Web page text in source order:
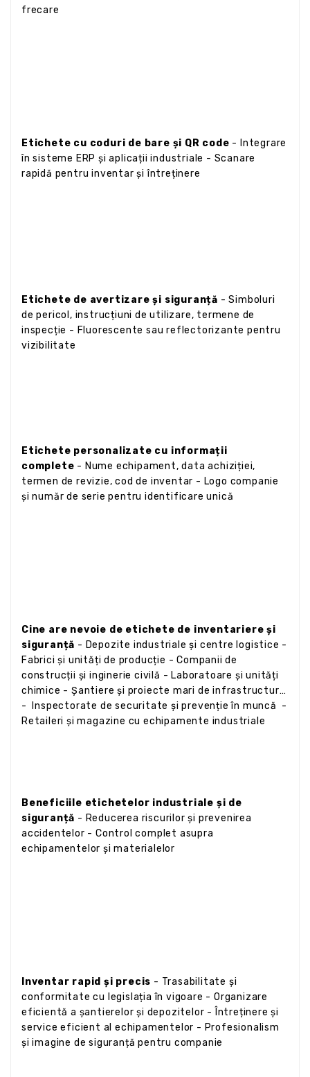
frecare
Etichete cu coduri de bare și QR code - Integrare
în sisteme ERP și aplicații industriale - Scanare
rapidă pentru inventar și întreținere
Etichete de avertizare și siguranță - Simboluri
de pericol, instrucțiuni de utilizare, termene de
inspecție - Fluorescente sau reflectorizante pentru
vizibilitate
Etichete personalizate cu informații
complete - Nume echipament, data achiziției,
termen de revizie, cod de inventar - Logo companie
și număr de serie pentru identificare unică
Cine are nevoie de etichete de inventariere și
siguranță - Depozite industriale și centre logistice -
Fabrici și unități de producție - Companii de
construcții și inginerie civilă - Laboratoare și unități
chimice - Șantiere și proiecte mari de infrastructură
- Inspectorate de securitate și prevenție în muncă -
Retaileri și magazine cu echipamente industriale
Beneficiile etichetelor industriale și de
siguranță - Reducerea riscurilor și prevenirea
accidentelor - Control complet asupra
echipamentelor și materialelor
Inventar rapid și precis - Trasabilitate și
conformitate cu legislația în vigoare - Organizare
eficientă a șantierelor și depozitelor - Întreținere și
service eficient al echipamentelor - Profesionalism
și imagine de siguranță pentru companie